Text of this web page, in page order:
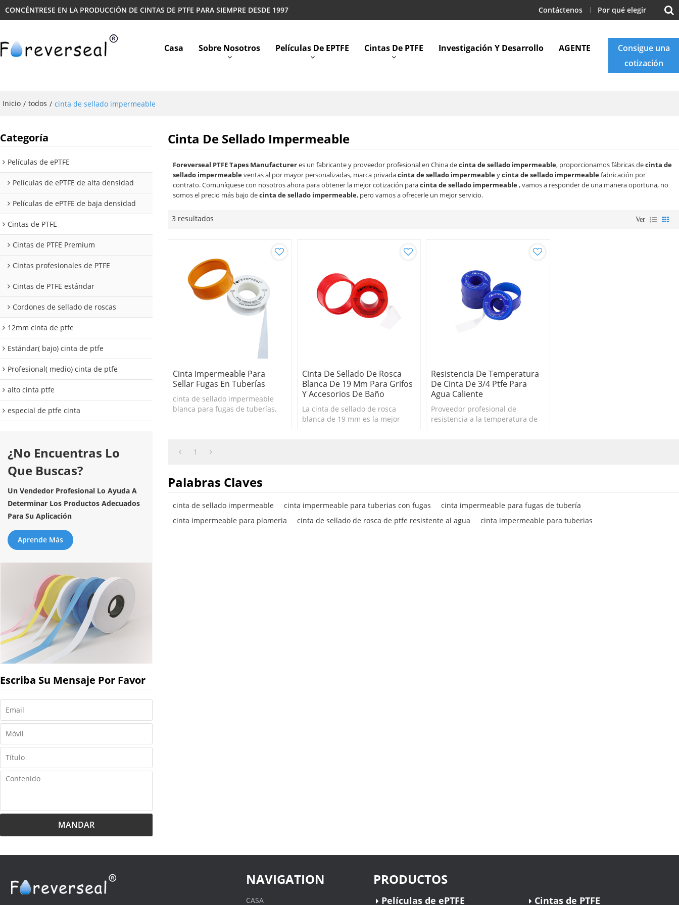
CONCÉNTRESE EN LA PRODUCCIÓN DE CINTAS DE PTFE PARA SIEMPRE DESDE 1997 Contáctenos Por qué elegir
Casa Sobre Nosotros Películas De EPTFE Cintas De PTFE Investigación Y Desarrollo AGENTE
Consigue una
cotización
Inicio / todos / cinta de sellado impermeable
Categoría
Películas de ePTFE
Películas de ePTFE de alta densidad
Películas de ePTFE de baja densidad
Cintas de PTFE
Cintas de PTFE Premium
Cintas profesionales de PTFE
Cintas de PTFE estándar
Cordones de sellado de roscas
12mm cinta de ptfe
Estándar( bajo) cinta de ptfe
Profesional( medio) cinta de ptfe
alto cinta ptfe
especial de ptfe cinta
¿No Encuentras Lo
Que Buscas?
Un Vendedor Profesional Lo Ayuda A
Determinar Los Productos Adecuados
Para Su Aplicación
Aprende Más
Escriba Su Mensaje Por Favor
MANDAR
Cinta De Sellado Impermeable
Foreverseal PTFE Tapes Manufactureres un fabricante y proveedor profesional en China decinta de sellado impermeable, proporcionamos fábricas decinta de
sellado impermeableventas al por mayor personalizadas, marca privadacinta de sellado impermeableycinta de sellado impermeablefabricación por
contrato. Comuníquese con nosotros ahora para obtener la mejor cotización paracinta de sellado impermeable, vamos a responder de una manera oportuna, no
somos el precio más bajo decinta de sellado impermeable, pero vamos a ofrecerle un mejor servicio.
3 resultados Ver
Cinta Impermeable Para
Sellar Fugas En Tuberías
cinta de sellado impermeable
blanca para fugas de tuberías,
Cinta De Sellado De Rosca
Blanca De 19 Mm Para Grifos
Y Accesorios De Baño
La cinta de sellado de rosca
blanca de 19 mm es la mejor
Resistencia De Temperatura
De Cinta De 3/4 Ptfe Para
Agua Caliente
Proveedor profesional de
resistencia a la temperatura de
1
Palabras Claves
cinta de sellado impermeable cinta impermeable para tuberias con fugas
cinta impermeable para fugas de tubería
cinta impermeable para plomeria
cinta de sellado de rosca de ptfe resistente al agua cinta impermeable para tuberias
NAVIGATION
CASA
PRODUCTOS
Películas de ePTFE Cintas de PTFE